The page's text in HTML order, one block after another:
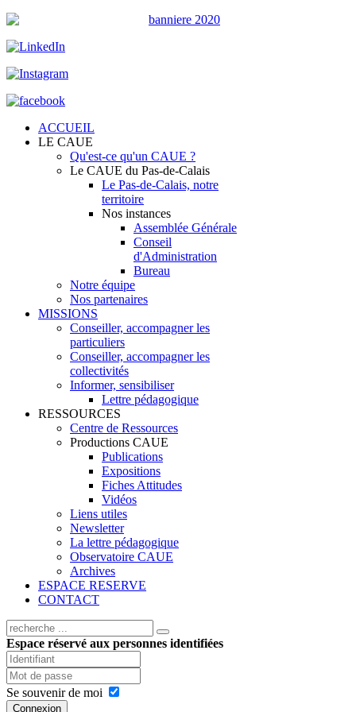
ACCUEIL
LE CAUE
Qu'est-ce qu'un CAUE ?
Le CAUE du Pas-de-Calais
Le Pas-de-Calais, notre
territoire
Nos instances
Assemblée Générale
Conseil
d'Administration
Bureau
Notre équipe
Nos partenaires
MISSIONS
Conseiller, accompagner les
particuliers
Conseiller, accompagner les
collectivités
Informer, sensibiliser
Lettre pédagogique
RESSOURCES
Centre de Ressources
Productions CAUE
Publications
Expositions
Fiches Attitudes
Vidéos
Liens utiles
Newsletter
La lettre pédagogique
Observatoire CAUE
Archives
ESPACE RESERVE
CONTACT
Espace réservé aux personnes identifiées
Se souvenir de moi
Connexion